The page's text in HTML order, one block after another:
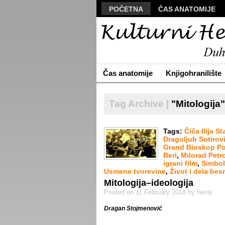
POČETNA
ČAS ANATOMIJE
MANUSKRIPT
ARHIVA
O NAMA ŽIVA REČ
Čas anatomije Knjigohranilište
Tag Archive | "Mitologija"
Tags: Čiča Ilija
Dragoljub
Grand Bioskop
Beri, Milorad
igrani film, Simbol
Usmene tvorevine, Život i dela
Mitologija–ideologija
Posted on 11 February 2014 by heroji
Dragan Stojmenović